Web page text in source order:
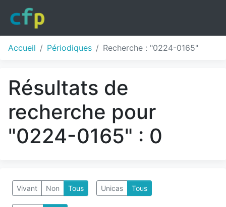
Accueil Périodiques Recherche : "0224-0165"
Résultats de
recherche pour
"0224-0165" : 0
Vivant Non Tous Unicas Tous